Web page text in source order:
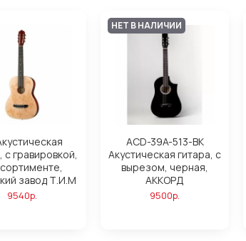
с гравировкой,
завод Т.И.М
9540р.
НЕТ В НАЛИЧИИ
ACD-39A-513-BK
Акустическая гитара, с
вырезом, черная,
АККОРД
9500р.